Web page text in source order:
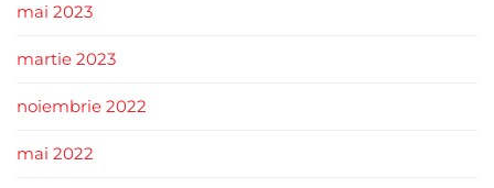
mai 2023
martie 2023
noiembrie 2022
mai 2022